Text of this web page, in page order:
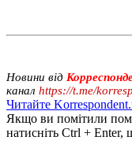
Новини від
канал https://t.me/
Читайте
Якщо ви помітили
натисніть Ctrl + Enter,